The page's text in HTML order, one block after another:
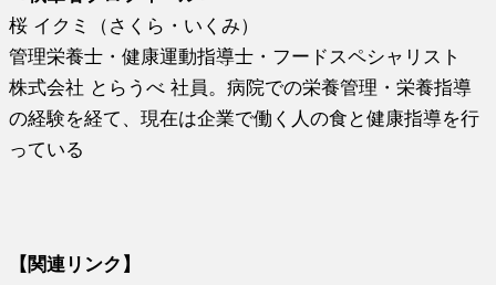
桜 イクミ（さくら・いくみ）
管理栄養士・健康運動指導士・フードスペシャリスト
株式会社 とらうべ 社員。病院での栄養管理・栄養指導
の経験を経て、現在は企業で働く人の食と健康指導を行
っている
【関連リンク】